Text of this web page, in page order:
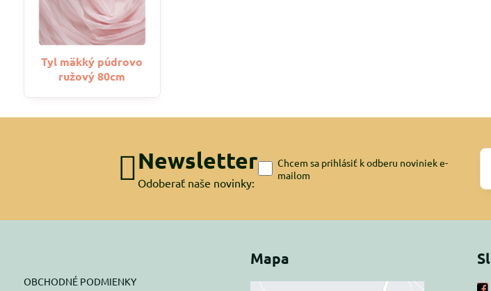
Tyl mäkký púdrovo
ružový 80cm
Newsletter
Odoberať naše novinky:
Chcem sa prihlásiť k odberu noviniek e-
mailom
OBCHODNÉ PODMIENKY
Mapa